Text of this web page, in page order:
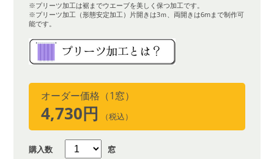
※プリーツ加工は裾までウエーブを美しく保つ加工です。
※プリーツ加工（形態安定加工）片開きは3ｍ、両開きは6mまで制作可
能です。
オーダー価格（1窓）
4,730円 （税込）
購入数 窓